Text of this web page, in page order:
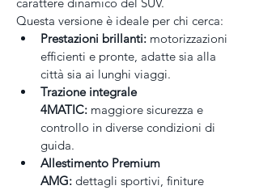
Questa versione è ideale per chi cerca:
Prestazioni brillanti: motorizzazioni
efficienti e pronte, adatte sia alla
città sia ai lunghi viaggi.
Trazione integrale
4MATIC: maggiore sicurezza e
controllo in diverse condizioni di
guida.
Allestimento Premium
AMG: dettagli sportivi, finiture